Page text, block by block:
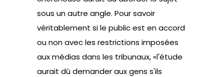
sous un autre angle. Pour savoir
véritablement si le public est en accord
ou non avec les restrictions imposées
aux médias dans les tribunaux, «l'étude
aurait dû demander aux gens s'ils